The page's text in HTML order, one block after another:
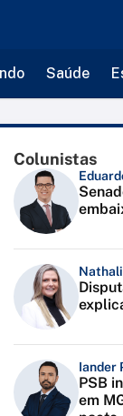
Saúde
Colunistas
Iander
PSB
em